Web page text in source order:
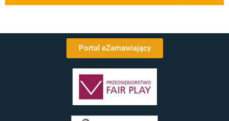
Portal eZamawiający